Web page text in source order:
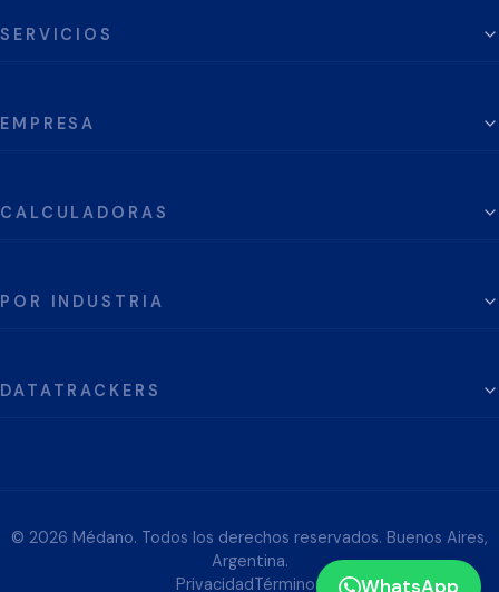
SERVICIOS
EMPRESA
CALCULADORAS
POR INDUSTRIA
DATATRACKERS
© 2026 Médano. Todos los derechos reservados. Buenos Aires,
Argentina.
PrivacidadTérminos WhatsApp